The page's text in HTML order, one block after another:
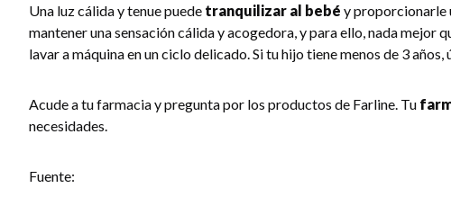
Una luz cálida y tenue puede tranquilizar al bebé y proporcionarle
mantener una sensación cálida y acogedora, y para ello, nada mejor
lavar a máquina en un ciclo delicado. Si tu hijo tiene menos de 3
Acude a tu farmacia y pregunta por los productos de Farline. Tu
necesidades.
Fuente: